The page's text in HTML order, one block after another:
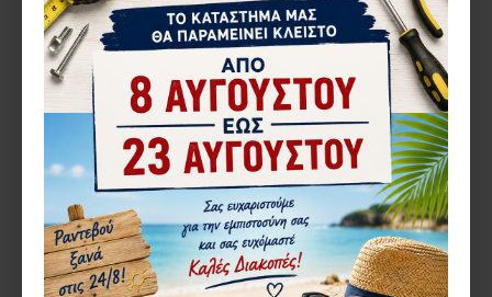
3,89€
ΚΑΛΆΘΙ
Αγορά
AL220 ES220-320P ALFA
ΚΩΔ:Ε4030
ΚΑΛΆΘΙ
Αγορά
1-3 ΗΜΈΡΕΣ